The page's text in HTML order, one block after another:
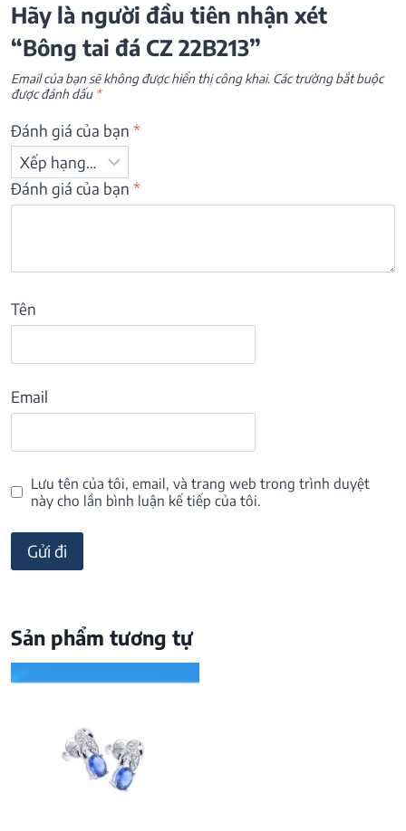
Hãy là người đầu tiên nhận xét
“Bông tai đá CZ 22B213”
Email của bạn sẽ không được hiển thị công khai. Các trường bắt buộc
được đánh dấu *
Đánh giá của bạn *
Đánh giá của bạn *
Tên
Email
Lưu tên của tôi, email, và trang web trong trình duyệt
này cho lần bình luận kế tiếp của tôi.
Sản phẩm tương tự